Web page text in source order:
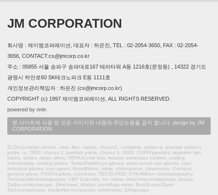
JM CORPORATION
회사명 : 제이엠코퍼레이션, 대표자 : 하은진, TEL : 02-2054-3650, FAX : 02-2054-
3656, CONTACT:cs@jmcorp.co.kr
주소 : 05855 서울 송파구 송파대로167 테라타워 A동 1216호(문정동) , 14322 경기도
광명시 하안로60 SK테크노파크 E동 1111호
개인정보관리책임자 : 하은진 (cs@jmcorp.co.kr)
COPYRIGHT (c) 1997 제이엠코퍼레이션, ALL RIGHTS RESERVED.
powered by nnin
본 사이트에 사용 된 모든 이미지와 내용의 무단도용을 금지 합니다. design by JM
CORPORATION
ELGA/purelab chorus, ultra, flex, classic, chorus1, complete, option-q, purelab option-r,
pulse, -s, 7000, chorus 2, purelab prima, chorus 3, 3000, CAPP/pipettes, repeater tips,
tubes, vortex, mixer, stirrer, FRYKA/cold box, freezer, immersion coolers, cooling
thermostats, cooling plates, TempShield/cryo-gloves, water-proof cryo-gloves, cryo-
indsutiral gloves, cryo-apron, Ansell/latex, nitrile, chloroprene, cleanroom, chemical,
general glove, FOXX/carboy, connector, TECTA-PDS/ SYKAM/Ion chromatography,
ProScientific/homogenizer, V&P Scientific, inc./stirrer, Hirschmann/dispenser, titrator,
Zarbeco/microscope, Elmi/mixer, shaker, centrifuge-mixer, BestScope/Duerr
Tech/compressor, StellarNet Inc/spectro colorimeter, SAI/pumps